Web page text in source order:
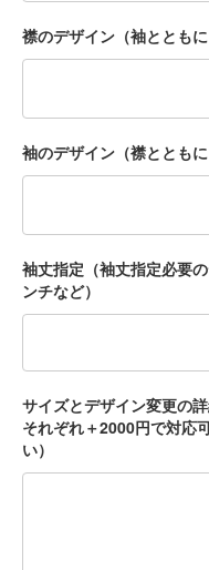
襟のデザイン（袖ととも
袖のデザイン（襟ととも
袖丈指定（袖丈指定必要
ンチなど）
サイズとデザイン変更の
それぞれ＋2000円で対応
い）